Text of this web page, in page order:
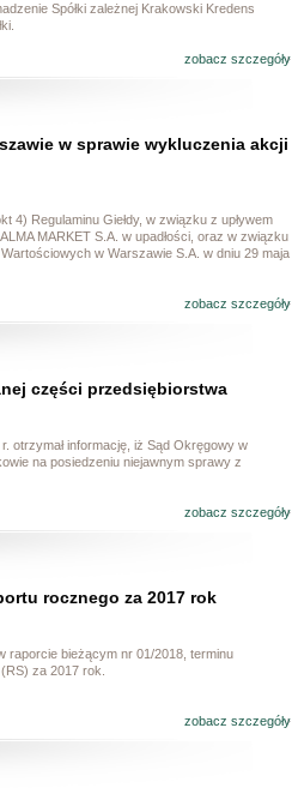
Spółki zależnej Krakowski Kredens
zobacz szczegóły
w sprawie wykluczenia akcji
4) Regulaminu Giełdy, w związku z upływem
MARKET S.A. w upadłości, oraz w związku
w Warszawie S.A. w dniu 29 maja
zobacz szczegóły
części przedsiębiorstwa
otrzymał informację, iż Sąd Okręgowy w
na posiedzeniu niejawnym sprawy z
zobacz szczegóły
rocznego za 2017 rok
raporcie bieżącym nr 01/2018, terminu
za 2017 rok.
zobacz szczegóły